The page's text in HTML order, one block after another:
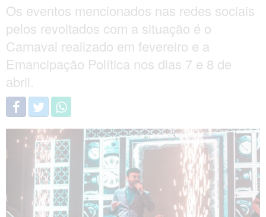
Os eventos mencionados nas redes sociais
pelos revoltados com a situação é o
Carnaval realizado em fevereiro e a
Emancipação Política nos dias 7 e 8 de
abril.